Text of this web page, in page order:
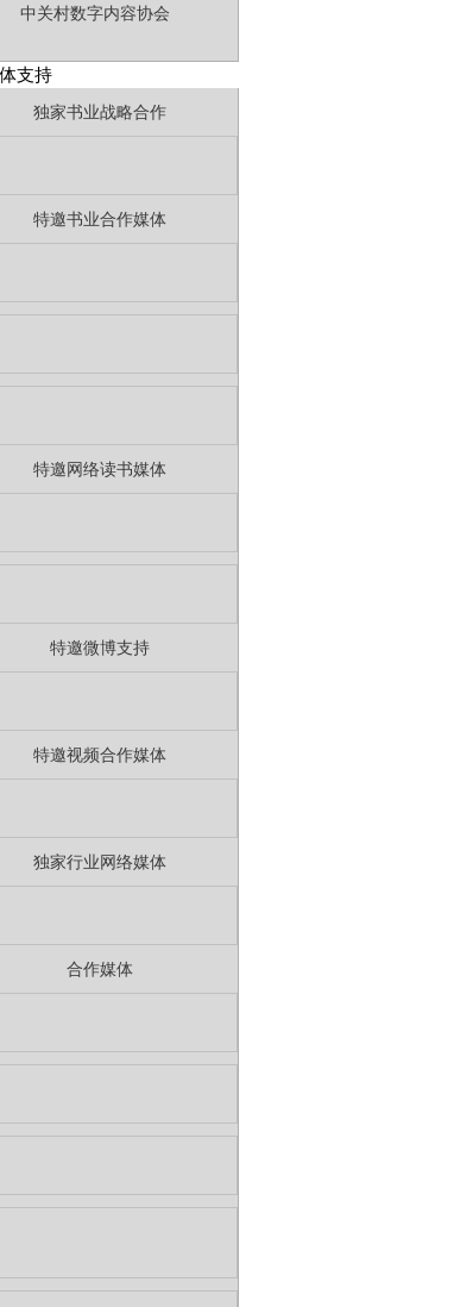
中关村数字内容协会
独家书业战略合作
特邀书业合作媒体
特邀网络读书媒体
特邀微博支持
特邀视频合作媒体
独家行业网络媒体
合作媒体